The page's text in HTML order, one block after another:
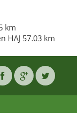
km
HAJ 57.03 km